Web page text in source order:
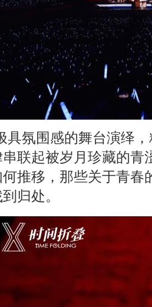
具氛围感的舞台演绎
联起被岁月珍藏的青
推移，那些关于青春
归处。